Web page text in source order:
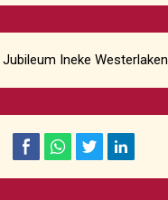
Jubileum Ineke Westerlaken